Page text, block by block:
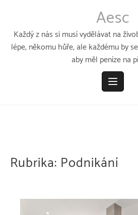
obsahu
Aesc
Každý z nás si musí vydělávat na
lépe, někomu hůře, ale každému by
aby měl peníze na
Rubrika: Podnikání